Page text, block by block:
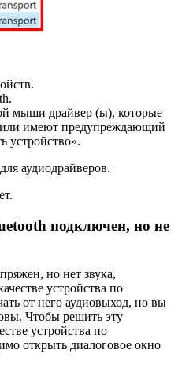
мыши драйвер (ы), которые
имеют предупреждающий
устройство».
аудиодрайверов.
подключен, но не
но нет звука,
устройства по
от него аудиовыход, но вы
Чтобы решить эту
устройства по
открыть диалоговое окно